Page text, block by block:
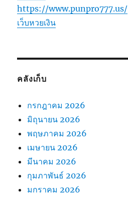
https://www.punpro777.us/
เว็บหวยเงิน
คลังเก็บ
กรกฎาคม 2026
มิถุนายน 2026
พฤษภาคม 2026
เมษายน 2026
มีนาคม 2026
กุมภาพันธ์ 2026
มกราคม 2026